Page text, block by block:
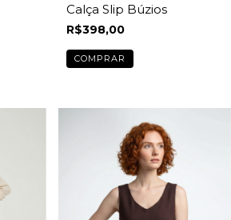
Calça Slip Búzios
R$398,00
COMPRAR